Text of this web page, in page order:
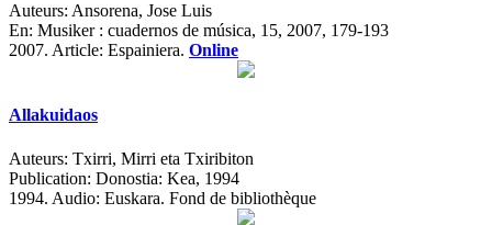
Auteurs: Ansorena, Jose Luis
En: Musiker : cuadernos de música, 15, 2007, 179-193
2007. Article: Espainiera. Online
Allakuidaos
Auteurs: Txirri, Mirri eta Txiribiton
Publication: Donostia: Kea, 1994
1994. Audio: Euskara. Fond de bibliothèque